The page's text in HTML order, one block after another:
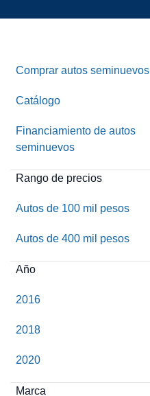
Comprar autos seminuevos
Catálogo
Financiamiento de autos
seminuevos
Rango de precios
Autos de 100 mil pesos
Autos de 400 mil pesos
Año
2016
2018
2020
Marca